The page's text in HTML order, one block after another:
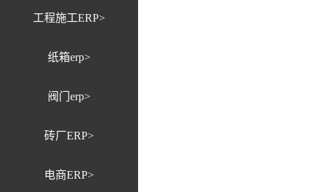
工程施工ERP>
纸箱erp>
阀门erp>
砖厂ERP>
电商ERP>